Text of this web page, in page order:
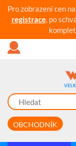
Pro zobrazení cen
registrace, po
OBCHODNÍK